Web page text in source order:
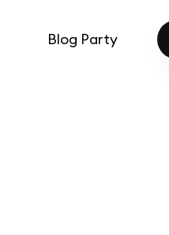
Blog Party